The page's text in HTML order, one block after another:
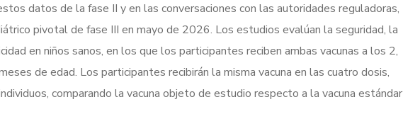
datos de la fase II y en las conversaciones con las autoridades reguladoras,
pivotal de fase III en mayo de 2026. Los estudios evalúan la seguridad, la
en niños sanos, en los que los participantes reciben ambas vacunas a los 2,
de edad. Los participantes recibirán la misma vacuna en las cuatro dosis,
comparando la vacuna objeto de estudio respecto a la vacuna estándar